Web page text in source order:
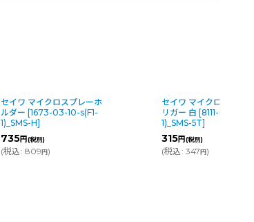
セイワ マイクロスプレート
リガー 白 [8111-03-20-s(F2-
1)_SMS-5T
315円(税別)
(税込: 347円)
パワーモップ ホルダー
縮ハンドル（モップ糸
り） [7227-03S-10-s
4,720円～6,020
(税込: 5,192円